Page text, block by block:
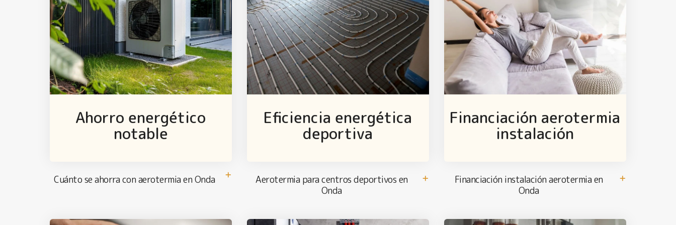
Ahorro energético
notable
Cuánto se ahorra con aerotermia en Onda
Eficiencia energética
deportiva
Aerotermia para centros deportivos en
Onda
Financiación aerotermia
instalación
Financiación instalación aerotermia en
Onda